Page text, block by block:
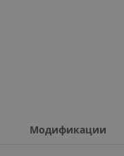
Модификации